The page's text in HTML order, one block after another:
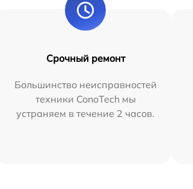
Срочный ремонт
Большинство неисправностей
техники ConoTech мы
устраняем в течение 2 часов.